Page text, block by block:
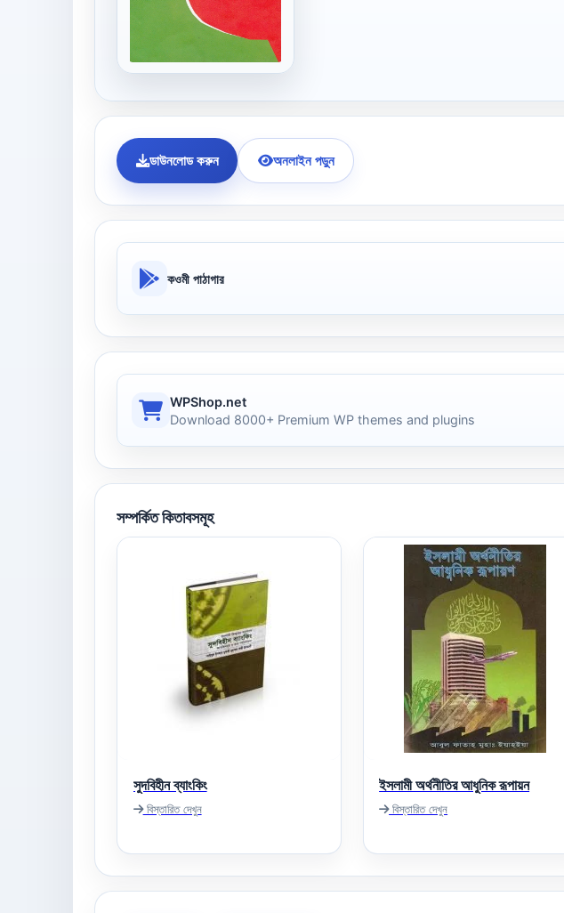
ডাউনলোড করুন অনলাইন পড়ুন
কওমী পাঠাগার
WPShop.net
Download 8000+ Premium WP themes and plugins
সম্পর্কিত কিতাবসমূহ
সুদবিহীন ব্যাংকিং
বিস্তারিত দেখুন
ইসলামী অর্থনীতির আধুনিক রূপায়ন
বিস্তারিত দেখুন